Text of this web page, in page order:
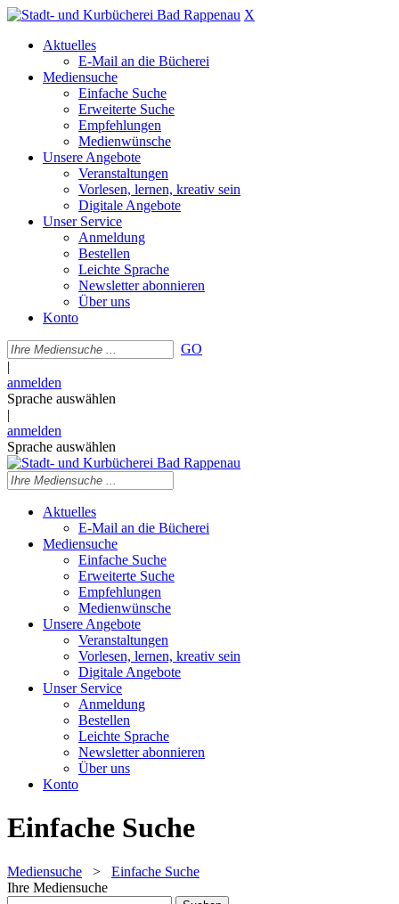
X
Aktuelles
E-Mail an die Bücherei
Mediensuche
Einfache Suche
Erweiterte Suche
Empfehlungen
Medienwünsche
Unsere Angebote
Veranstaltungen
Vorlesen, lernen, kreativ sein
Digitale Angebote
Unser Service
Anmeldung
Bestellen
Leichte Sprache
Newsletter abonnieren
Über uns
Konto
GO
|
anmelden
Sprache auswählen
|
anmelden
Sprache auswählen
Aktuelles
E-Mail an die Bücherei
Mediensuche
Einfache Suche
Erweiterte Suche
Empfehlungen
Medienwünsche
Unsere Angebote
Veranstaltungen
Vorlesen, lernen, kreativ sein
Digitale Angebote
Unser Service
Anmeldung
Bestellen
Leichte Sprache
Newsletter abonnieren
Über uns
Konto
Einfache Suche
Mediensuche > Einfache Suche
Ihre Mediensuche